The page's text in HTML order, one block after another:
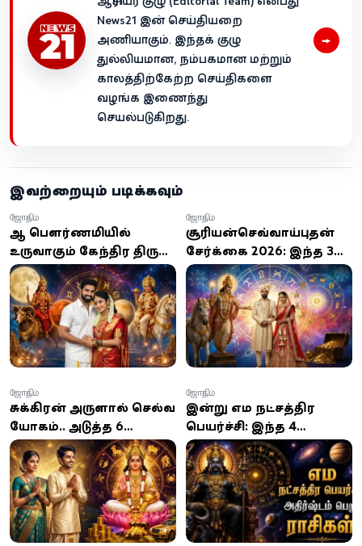
News21 இன் செய்தியறை
அணியாகும். இந்தக் குழு
துல்லியமான, நம்பகமான மற்றும்
காலத்திற்கேற்ற செய்திகளை
வழங்க இணைந்து
செயல்படுகிறது.
→
இவற்றையும் படிக்கவும்
ஆடி பௌர்ணமியில்
உருவாகும் கேந்திர திருஷ்டி
யோகம்: இந்த 4
ராசிக்காரர்களுக்கு
செல்வமும்
முன்னேற்றமும் தேடி
வருமாம்!
ஜோதிடம்
சூரியன்-செவ்வாய்-புதன்
சேர்க்கை 2026: இந்த 3
ராசிகளுக்கு அதிர்ஷ்ட
மழை? ராஜயோக
பலன்கள் இதோ!
ஜோதிடம்
சுக்கிரன் அருளால் செல்வ
யோகம்.. அடுத்த 6
மாதங்களில் அதிர்ஷ்டம்
குவியும் 5 ராசிகள் யார்?
ஜோதிடம்
இன்று எம நட்சத்திர
பெயர்ச்சி: இந்த 4
ராசிக்காரர்களின்
தலைவிதி மாறுமா?
அதிர்ஷ்டமும் செல்வமும்
அதிகரிக்கும் யோகம்!
ஜோதிடம்